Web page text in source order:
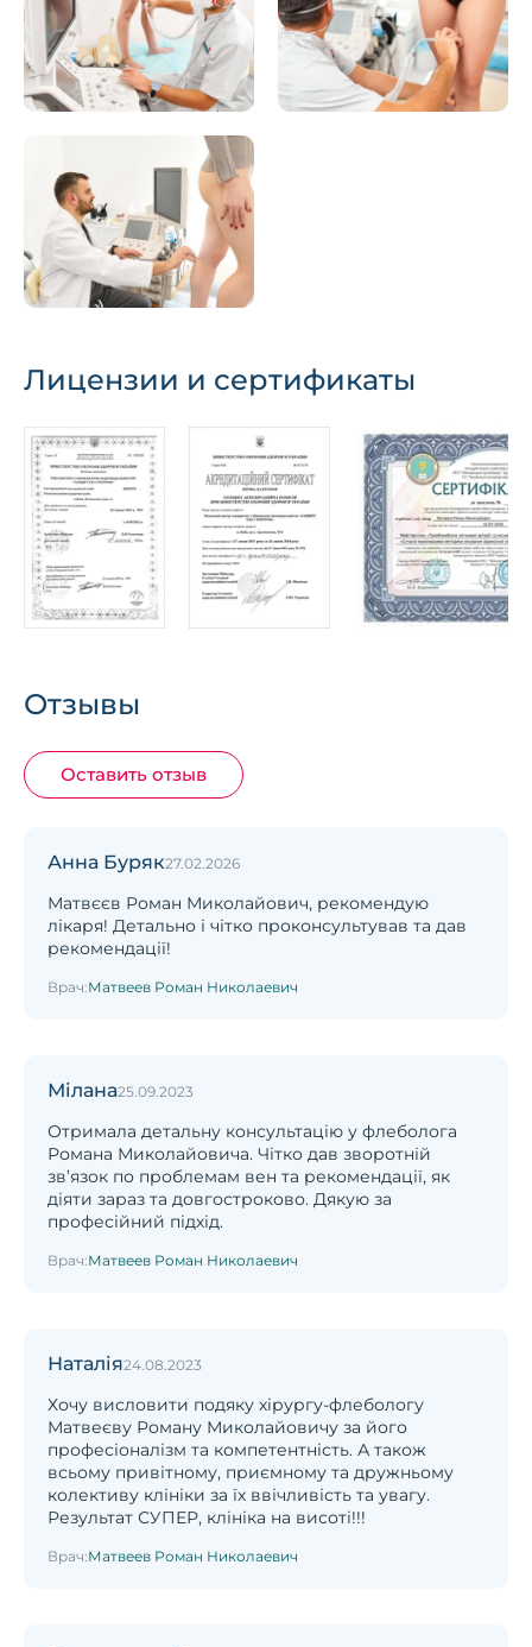
Лицензии и сертификаты
Отзывы
Оставить отзыв
Анна Буряк27.02.2026
Матвєєв Роман Миколайович, рекомендую
лікаря! Детально і чітко проконсультував та дав
рекомендації!
Врач:Матвеев Роман Николаевич
Мілана25.09.2023
Отримала детальну консультацію у флеболога
Романа Миколайовича. Чітко дав зворотній
зв’язок по проблемам вен та рекомендації, як
діяти зараз та довгостроково. Дякую за
професійний підхід.
Врач:Матвеев Роман Николаевич
Наталія24.08.2023
Хочу висловити подяку хірургу-флебологу
Матвеєву Роману Миколайовичу за його
професіоналізм та компетентність. А також
всьому привітному, приємному та дружньому
колективу клініки за їх ввічливість та увагу.
Результат СУПЕР, клініка на висоті!!!
Врач:Матвеев Роман Николаевич